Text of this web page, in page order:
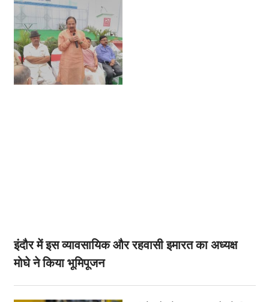
इंदौर में इस व्यावसायिक और रहवासी इमारत का अध्यक्ष
मोघे ने किया भूमिपूजन